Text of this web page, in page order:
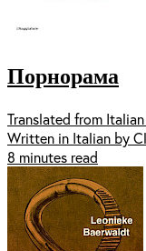
Порнорама
Translated from
Written in Italian by
8 minutes read